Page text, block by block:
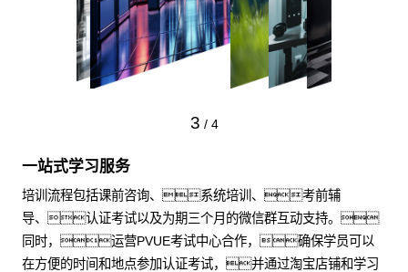
3 / 4
一站式学习服务
培训流程包括课前咨询、系统培训、考前辅
导、认证考试以及为期三个月的微信群互动支持。
同时，运营PVUE考试中心合作，确保学员可以
在方便的时间和地点参加认证考试，并通过淘宝店铺和学习